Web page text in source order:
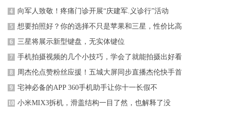
4 向军人致敬！疼痛门诊开展“庆建军.义诊行”活动
5 想要拍照好？你的选择不只是苹果和三星，性价比高
6 三星将展示新型键盘，无实体键位
7 手机拍摄视频的几个小技巧，学会了就能拍摄出好看
8 周杰伦点赞粉丝应援！五城大屏同步直播杰伦快手首
9 宅神必备的APP 360手机助手让你十一长假不
10 小米MIX3拆机，滑盖结构一目了然，也解释了没